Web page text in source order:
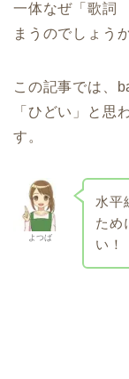
一体なぜ「歌詞
まうのでしょう
この記事では、
「ひどい」と思
す。
よつば
水平
ため
い！